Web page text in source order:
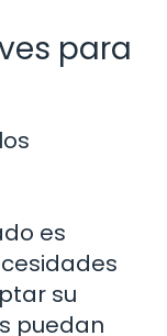
para
es
su
puedan